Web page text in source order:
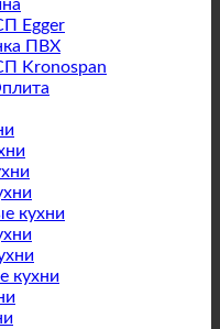
Egger
ПВХ
Kronospan
кухни
кухни